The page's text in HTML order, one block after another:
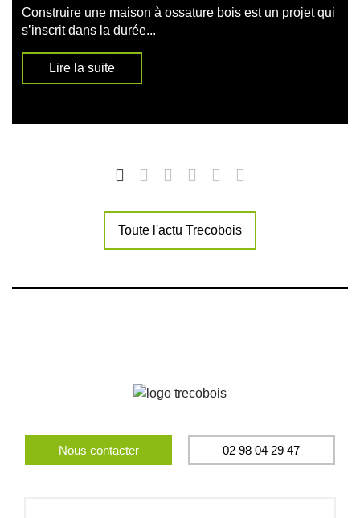
Construire une maison à ossature bois est un projet qui
s’inscrit dans la durée...
Lire la suite
Toute l'actu Trecobois
Nous contacter 02 98 04 29 47